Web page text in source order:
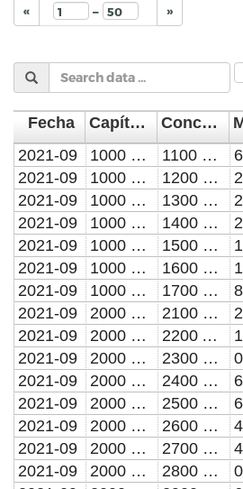
« – »
Fecha Capítulo del Gasto Concepto de Gasto
2021-09
1000 SERVICIOS PERSONALES 1100 REMUNERACIONES AL PERSONAL DE CARACTER PERMANENTE
2021-09
1000 SERVICIOS PERSONALES 1200 REMUNERACIONES AL PERSONAL DE CARACTER TRANSITORIO
2021-09
1000 SERVICIOS PERSONALES 1300 REMUNERACIONES ADICIONALES Y ESPECIALES
2021-09
1000 SERVICIOS PERSONALES 1400 SEGURIDAD SOCIAL
2021-09
1000 SERVICIOS PERSONALES 1500 OTRAS PRESTACIONES SOCIALES Y ECONOMICAS
2021-09
1000 SERVICIOS PERSONALES 1600 PREVISIONES
2021-09
1000 SERVICIOS PERSONALES 1700 PAGO DE ESTIMULOS A SERVIDORES PUBLICOS
2021-09
2000 MATERIALES Y SUMINISTROS 2100 MATERIALES DE ADMINISTRACION, EMISION DE DOCUMENTOS Y ARTICULOS OFICIALES
2021-09
2000 MATERIALES Y SUMINISTROS 2200 ALIMENTOS Y UTENSILIOS
2021-09
2000 MATERIALES Y SUMINISTROS 2300 MATERIAS PRIMAS Y MATERIALES DE PRODUCCION Y COMERCIALIZACION
0
2021-09
2000 MATERIALES Y SUMINISTROS 2400 MATERIALES Y ARTICULOS DE CONSTRUCCION Y DE REPARACION
2021-09
2000 MATERIALES Y SUMINISTROS 2500 PRODUCTOS QUIMICOS, FARMACEUTICOS Y DE LABORATORIO
2021-09
2000 MATERIALES Y SUMINISTROS 2600 COMBUSTIBLES, LUBRICANTES Y ADITIVOS
2021-09
2000 MATERIALES Y SUMINISTROS 2700 VESTUARIO, BLANCOS, PRENDAS DE PROTECCION Y ARTICULOS DEPORTIVOS
2021-09
2000 MATERIALES Y SUMINISTROS 2800 MATERIALES Y SUMINISTROS PARA SEGURIDAD
0